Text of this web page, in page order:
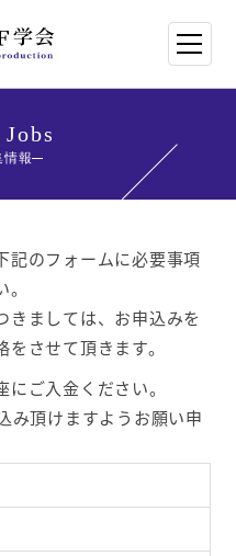
情報
記のフォームに必要事項
きましては、お申込みを
させて頂きます。
ご入金ください。
み頂けますようお願い申